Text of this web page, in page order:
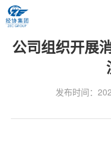
公司组织开展
发布时间：